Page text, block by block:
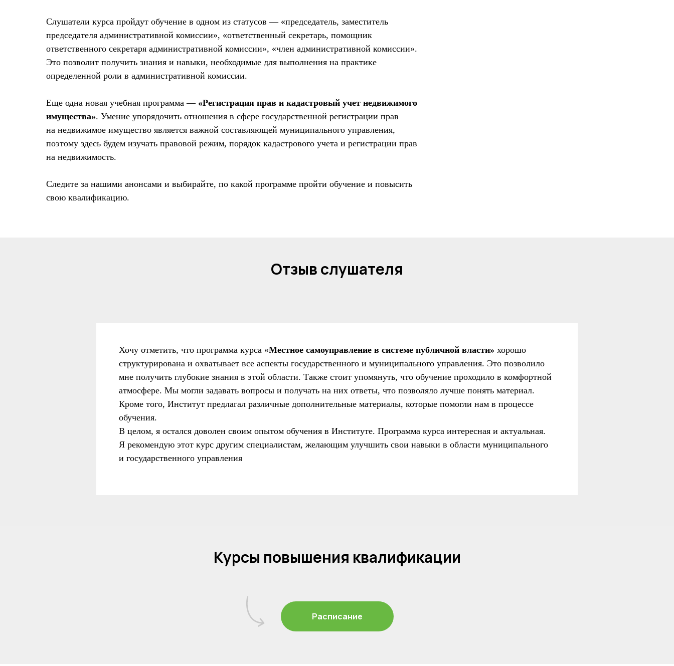
Слушатели курса пройдут обучение в одном из статусов — «председатель, заместитель
председателя административной комиссии», «ответственный секретарь, помощник
ответственного секретаря административной комиссии», «член административной комиссии».
Это позволит получить знания и навыки, необходимые для выполнения на практике
определенной роли в административной комиссии.
Еще одна новая учебная программа — «Регистрация прав и кадастровый учет недвижимого
имущества». Умение упорядочить отношения в сфере государственной регистрации прав
на недвижимое имущество является важной составляющей муниципального управления,
поэтому здесь будем изучать правовой режим, порядок кадастрового учета и регистрации прав
на недвижимость.
Следите за нашими анонсами и выбирайте, по какой программе пройти обучение и повысить
свою квалификацию.
Отзыв слушателя
Хочу отметить, что программа курса «Местное самоуправление в системе публичной власти» хорошо
структурирована и охватывает все аспекты государственного и муниципального управления. Это позволило
мне получить глубокие знания в этой области. Также стоит упомянуть, что обучение проходило в комфортной
атмосфере. Мы могли задавать вопросы и получать на них ответы, что позволяло лучше понять материал.
Кроме того, Институт предлагал различные дополнительные материалы, которые помогли нам в процессе
обучения.
В целом, я остался доволен своим опытом обучения в Институте. Программа курса интересная и актуальная.
Я рекомендую этот курс другим специалистам, желающим улучшить свои навыки в области муниципального
и государственного управления
Курсы повышения квалификации
Расписание